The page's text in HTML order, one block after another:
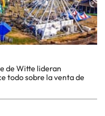
de Witte lideran
todo sobre la venta de